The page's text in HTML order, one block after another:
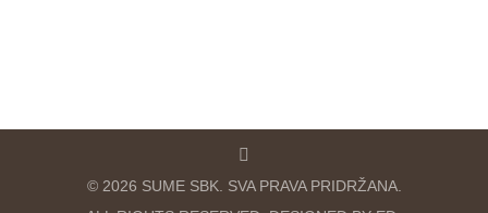
© 2026 SUME SBK. SVA PRAVA PRIDRŽANA.